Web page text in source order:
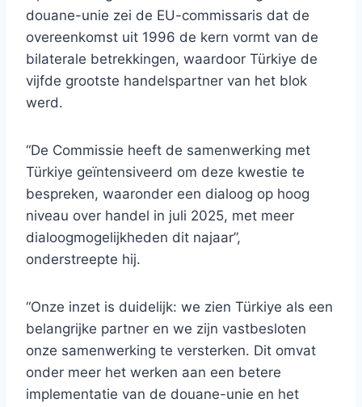
douane-unie zei de EU-commissaris dat de
overeenkomst uit 1996 de kern vormt van de
bilaterale betrekkingen, waardoor Türkiye de
vijfde grootste handelspartner van het blok
werd.
“De Commissie heeft de samenwerking met
Türkiye geïntensiveerd om deze kwestie te
bespreken, waaronder een dialoog op hoog
niveau over handel in juli 2025, met meer
dialoogmogelijkheden dit najaar”,
onderstreepte hij.
“Onze inzet is duidelijk: we zien Türkiye als een
belangrijke partner en we zijn vastbesloten
onze samenwerking te versterken. Dit omvat
onder meer het werken aan een betere
implementatie van de douane-unie en het